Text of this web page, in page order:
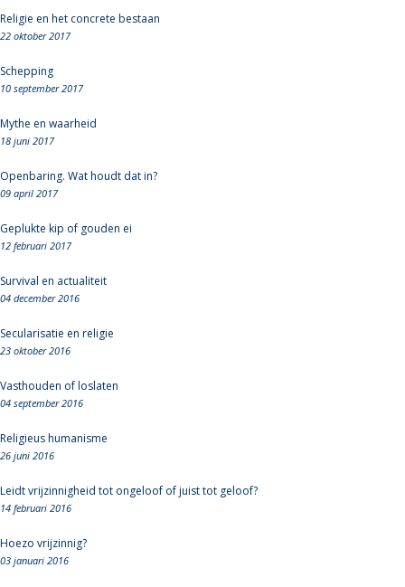
Religie en het concrete bestaan
22 oktober 2017
Schepping
10 september 2017
Mythe en waarheid
18 juni 2017
Openbaring. Wat houdt dat in?
09 april 2017
Geplukte kip of gouden ei
12 februari 2017
Survival en actualiteit
04 december 2016
Secularisatie en religie
23 oktober 2016
Vasthouden of loslaten
04 september 2016
Religieus humanisme
26 juni 2016
Leidt vrijzinnigheid tot ongeloof of juist tot geloof?
14 februari 2016
Hoezo vrijzinnig?
03 januari 2016